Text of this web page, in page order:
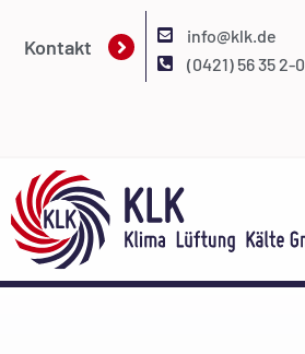
Kontakt
info@klk.de
(0421) 56 35 2-0